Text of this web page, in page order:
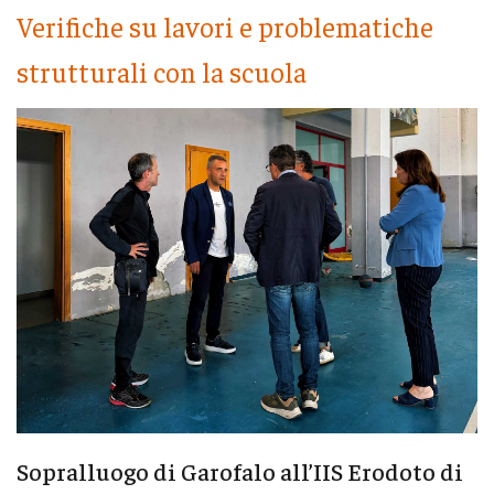
Verifiche su lavori e problematiche
strutturali con la scuola
Sopralluogo di Garofalo all’IIS Erodoto di